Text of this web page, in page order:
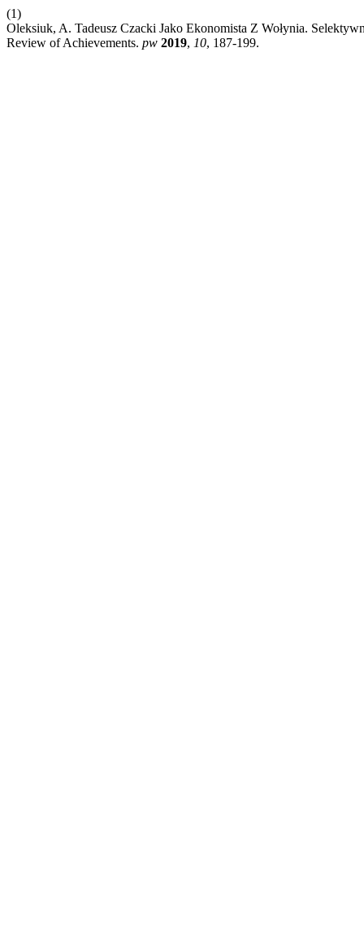
(1)
Oleksiuk, A. Tadeusz Czacki Jako Ekonomista Z Wołynia.
Review of Achievements. pw 2019, 10, 187-199.